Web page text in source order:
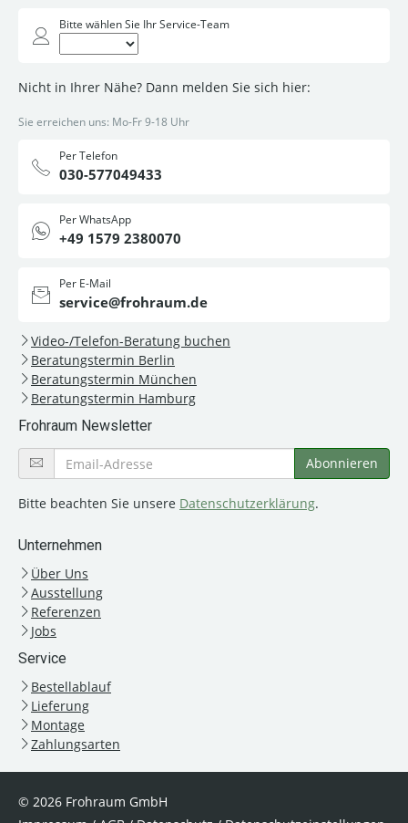
Bitte wählen Sie Ihr Service-Team
Nicht in Ihrer Nähe? Dann melden Sie sich hier:
Sie erreichen uns: Mo-Fr 9-18 Uhr
Per Telefon
030-577049433
Per WhatsApp
+49 1579 2380070
Per E-Mail
service@frohraum.de
Video-/Telefon-Beratung buchen
Beratungstermin Berlin
Beratungstermin München
Beratungstermin Hamburg
Frohraum Newsletter
Bitte beachten Sie unsere Datenschutzerklärung.
Unternehmen
Über Uns
Ausstellung
Referenzen
Jobs
Service
Bestellablauf
Lieferung
Montage
Zahlungsarten
© 2026 Frohraum GmbH